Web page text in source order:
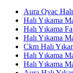
Aura Qvac
Halı Yıkama
Halı Yıkama
Halı Yıkama
Ckm Halı
Halı Yıkama
Halı Yıkama